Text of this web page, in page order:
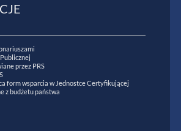
przez PRS
form wsparcia w Jednostce Certyfikującej
z budżetu państwa